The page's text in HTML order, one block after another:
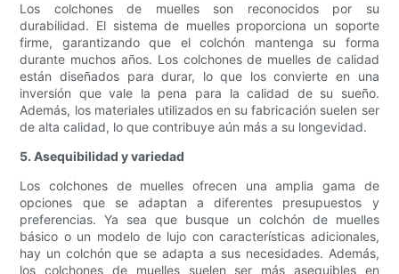
Los colchones de muelles son reconocidos por su
durabilidad. El sistema de muelles proporciona un soporte
firme, garantizando que el colchón mantenga su forma
durante muchos años. Los colchones de muelles de calidad
están diseñados para durar, lo que los convierte en una
inversión que vale la pena para la calidad de su sueño.
Además, los materiales utilizados en su fabricación suelen ser
de alta calidad, lo que contribuye aún más a su longevidad.
5. Asequibilidad y variedad
Los colchones de muelles ofrecen una amplia gama de
opciones que se adaptan a diferentes presupuestos y
preferencias. Ya sea que busque un colchón de muelles
básico o un modelo de lujo con características adicionales,
hay un colchón que se adapta a sus necesidades. Además,
los colchones de muelles suelen ser más asequibles en